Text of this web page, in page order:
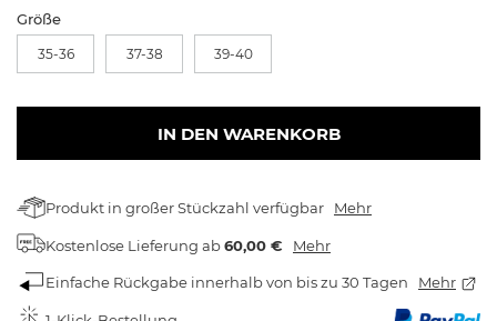
Größe
35-36 37-38 39-40
IN DEN WARENKORB
Produkt in großer Stückzahl verfügbar Mehr
Kostenlose Lieferung ab60,00 € Mehr
Einfache Rückgabe innerhalb von bis zu 30 Tagen Mehr